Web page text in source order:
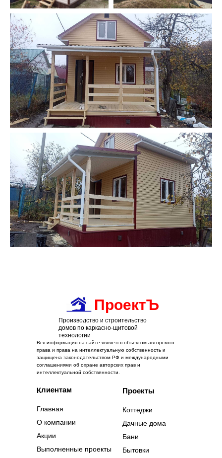
Вся информация на сайте является объектом авторского
права и права на интеллектуальную собственность и
защищена законодательством РФ и международными
соглашениями об охране авторских прав и
интеллектуальной собственности.
Клиентам Проекты
Коттеджи
Бани
Дачные дома
Бытовки
Главная
Акции
О компании
Выполненные проекты
ПроектЪ
Производство и строительство
домов по каркасно-щитовой
технологии